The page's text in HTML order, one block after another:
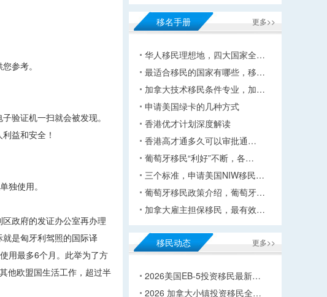
参考。
验证机一扫就会被发现。
益和安全！
独使用。
政府的发证办公室再办理
是匈牙利驾照的国际译
用最多6个月。此举为了方
他欧盟国生活工作，超过半
更多>>
移名手册
华人移民理想地，四大国家全…
最适合移民的国家有哪些，移…
加拿大技术移民条件专业，加…
申请美国绿卡的几种方式
香港优才计划深度解读
香港高才通多久可以审批通…
葡萄牙移民“利好”不断，各…
三个标准，申请美国NIW移民…
葡萄牙移民政策介绍，葡萄牙…
加拿大雇主担保移民，最有效…
更多>>
移民动态
2026美国EB-5投资移民最新…
2026 加拿大小镇投资移民全…